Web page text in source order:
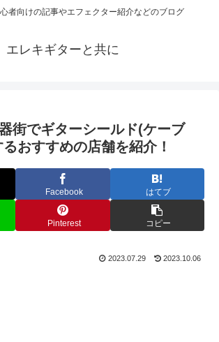
者向けの記事やエフェクター紹介などのブログ
エレキギターと共に
街でギターシールド(ケーブ
おすすめの店舗を紹介！
Facebook はてブ
Pinterest コピー
2023.07.29 2023.10.06